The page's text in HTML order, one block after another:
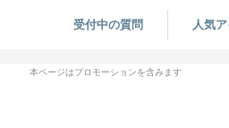
受付中の質問 人気
本ページはプロモーションを含みます